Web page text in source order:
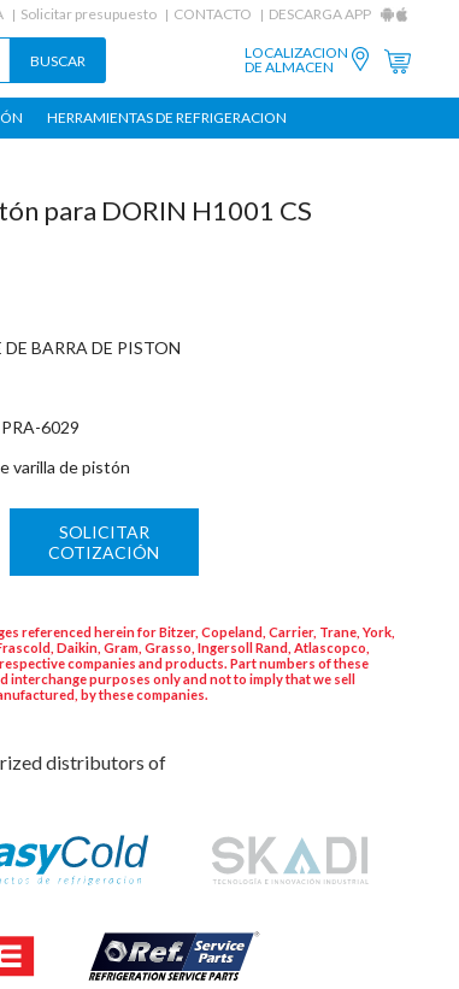
Solicitar presupuesto CONTACTO DESCARGA APP
LOCALIZACION
DE ALMACEN
HERRAMIENTAS DE REFRIGERACION
para DORIN H1001 CS
DE BARRA DE PISTON
6029
varilla de pistón
SOLICITAR
COTIZACIÓN
referenced herein for Bitzer, Copeland, Carrier, Trane, York,
Daikin, Gram, Grasso, Ingersoll Rand, Atlascopco,
companies and products. Part numbers of these
purposes only and not to imply that we sell
by these companies.
distributors of